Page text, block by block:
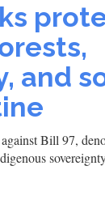
and
Bill 97,